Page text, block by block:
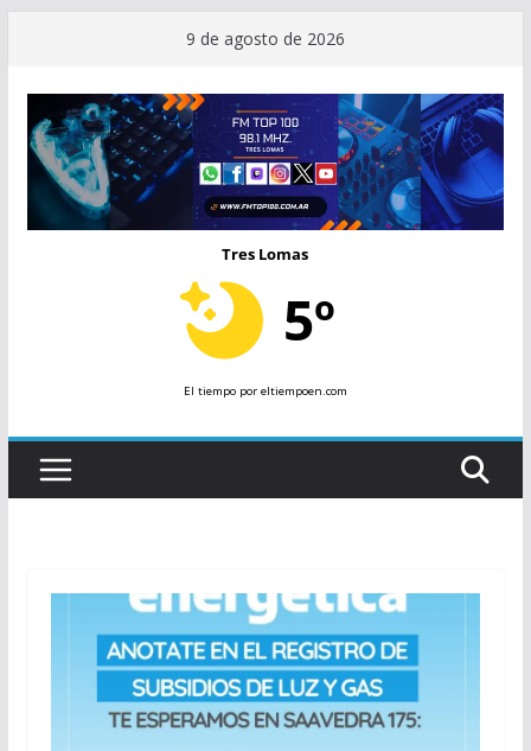
contenido
9 de agosto de 2026
Tres Lomas
5º
El tiempopor eltiempoen.com